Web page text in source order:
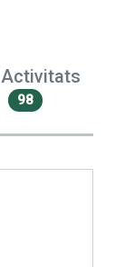
Activitats
98